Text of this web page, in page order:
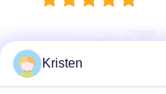
Kristen